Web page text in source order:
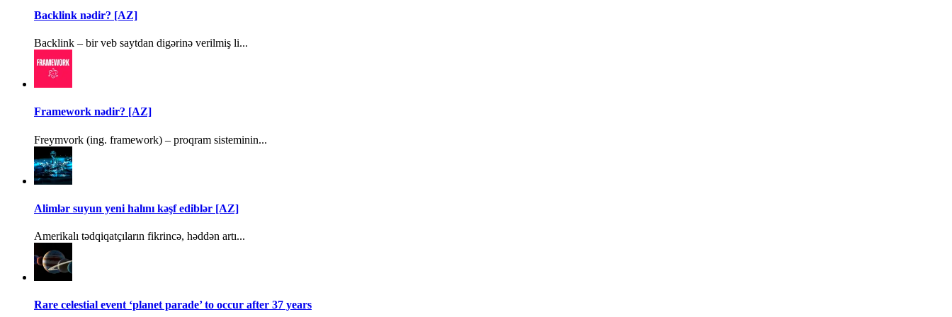
Backlink nədir? [AZ]
Backlink – bir veb saytdan digərinə verilmiş li...
Framework nədir? [AZ]
Freymvork (ing. framework) – proqram sisteminin...
Alimlər suyun yeni halını kəşf ediblər [AZ]
Amerikalı tədqiqatçıların fikrincə, həddən artı...
Rare celestial event ‘planet parade’ to occur after 37 years